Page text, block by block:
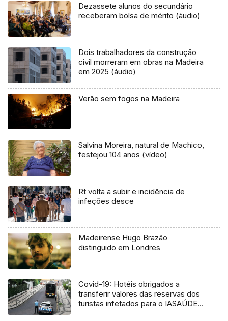
Dezassete alunos do secundário
receberam bolsa de mérito (áudio)
Dois trabalhadores da construção
civil morreram em obras na Madeira
em 2025 (áudio)
Verão sem fogos na Madeira
Salvina Moreira, natural de Machico,
festejou 104 anos (vídeo)
Rt volta a subir e incidência de
infeções desce
Madeirense Hugo Brazão
distinguido em Londres
Covid-19: Hotéis obrigados a
transferir valores das reservas dos
turistas infetados para o IASAÚDE